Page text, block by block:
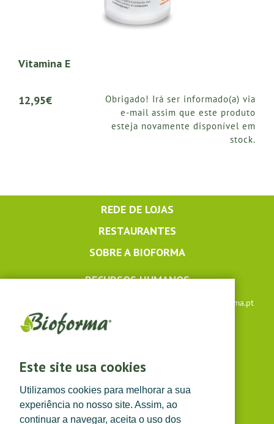
Este site usa cookies
Utilizamos cookies para melhorar a sua
experiência no nosso site. Assim, ao
continuar a navegar, aceita o uso dos
Vitamina E
12,95€
Obrigado! Irá ser informado(a) via
e-mail assim que este produto
esteja novamente disponível em
stock.
REDE DE LOJAS
RESTAURANTES
SOBRE A BIOFORMA
RECURSOS HUMANOS
lojaonline@bioforma.pt
(dias úteis das 8h30 às 13h e das 14h às 17h30)